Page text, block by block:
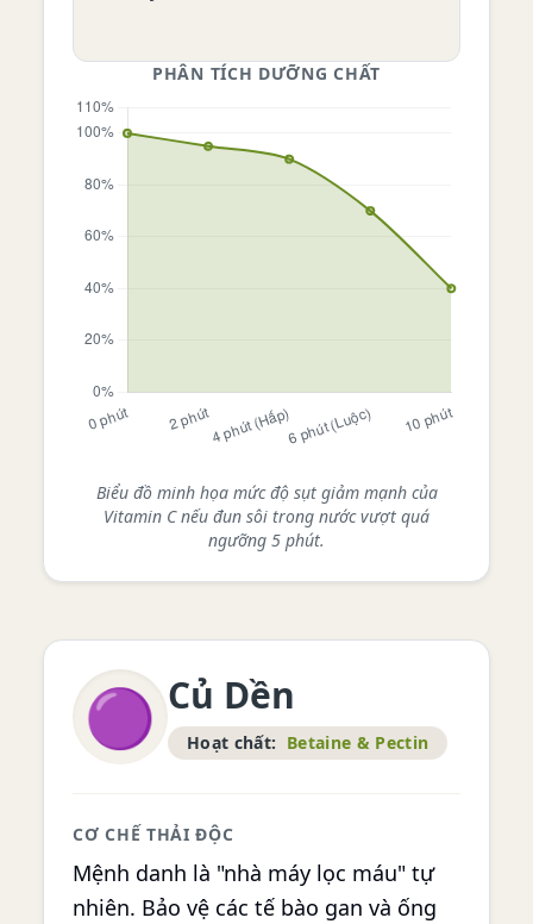
PHÂN TÍCH DƯỠNG CHẤT
Biểu đồ minh họa mức độ sụt giảm mạnh của
Vitamin C nếu đun sôi trong nước vượt quá
ngưỡng 5 phút.
🟣 Củ Dền
Hoạt chất: Betaine & Pectin
CƠ CHẾ THẢI ĐỘC
Mệnh danh là "nhà máy lọc máu" tự
nhiên. Bảo vệ các tế bào gan và ống